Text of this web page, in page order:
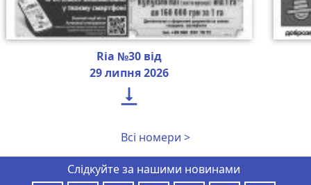
Ria №30 від
29 липня 2026

Всі номери >
Слідкуйте за нашими новинами